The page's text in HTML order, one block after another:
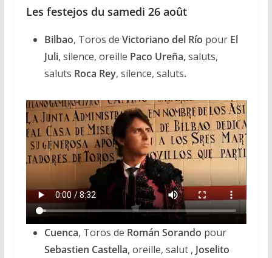
Les festejos du samedi 26 août
Bilbao, Toros de Victoriano del Río pourEl
Juli, silence, oreille Paco Ureña,saluts,
saluts Roca Rey, silence, saluts.
Cuenca, Toros de Román Sorando pour
Sebastien Castella, oreille, salut , Joselito